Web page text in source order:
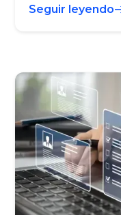
Seguir leyendo